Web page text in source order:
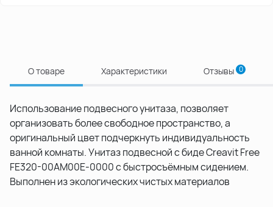
О товаре Характеристики Отзывы 0
Использование подвесного унитаза, позволяет
организовать более свободное пространство, а
оригинальный цвет подчеркнуть индивидуальность
ванной комнаты. Унитаз подвесной с биде Creavit Free
FE320-00AM00E-0000 с быстросъёмным сидением.
Выполнен из экологических чистых материалов